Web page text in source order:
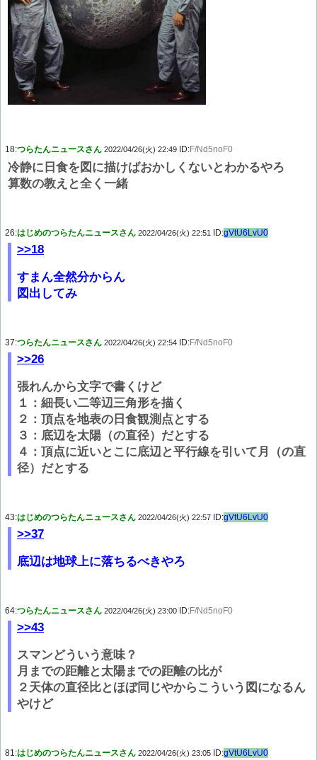
18:つらたんニュースさん 2022/04/26(火) 22:49 ID:F/Nd5noF0
冷静に日食を図に描けばおかしくないとわかるやろ
算数の教えと全く一緒
26:はじめのつらたんニュースさん 2022/04/26(火) 22:51 ID:gVtU6LvU0
>>18
すまん全然分からん
図出してみ
37:つらたんニュースさん 2022/04/26(火) 22:54 ID:F/Nd5noF0
>>26
張れんから文字で書くけど
１：細長い二等辺三角形を描く
２：頂点を地表の日食観測点とする
３：底辺を太陽（の直径）だとする
４：頂点に近いとこに底辺と平行線を引いて月（の直
径）だとする
43:はじめのつらたんニュースさん 2022/04/26(火) 22:57 ID:gVtU6LvU0
>>37
底辺は地球上に落ちるべきやろ
64:つらたんニュースさん 2022/04/26(火) 23:00 ID:F/Nd5noF0
>>43
スマンどういう意味？
月までの距離と太陽までの距離の比が
２天体の直径比とほぼ同じやからこういう図になるん
やけど
81:はじめのつらたんニュースさん 2022/04/26(火) 23:05 ID:gVtU6LvU0